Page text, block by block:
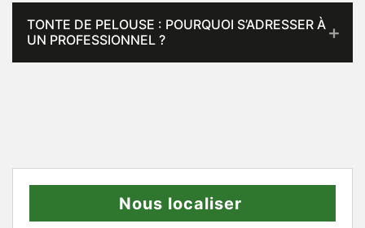
TONTE DE PELOUSE : POURQUOI S’ADRESSER À
UN PROFESSIONNEL ?
Nous localiser